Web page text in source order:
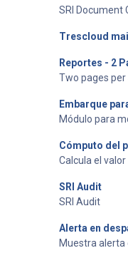
SRI Document
Trescloud
Reportes - 2
Two pages
Embarque
Módulo para
Cómputo del
Calcula el
SRI Audit
SRI Audit
Alerta en
Muestra alerta